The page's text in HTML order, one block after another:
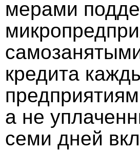
мерами
кредита
а не
семи дней